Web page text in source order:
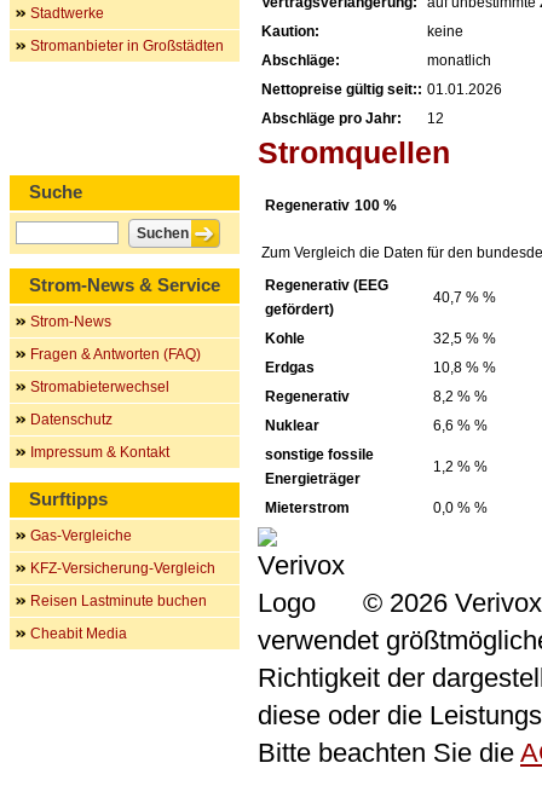
Kaution:
keine
Abschläge:
monatlich
Nettopreise gültig seit:: 01.01.2026
Abschläge pro Jahr:
12
Stromquellen
Regenerativ 100 %
Zum Vergleich die Daten für den
Regenerativ (EEG
gefördert)
40,7 % %
Kohle
32,5 % %
Erdgas
10,8 % %
Regenerativ
8,2 % %
Nuklear
6,6 % %
sonstige fossile
Energieträger
1,2 % %
Mieterstrom 0,0 % %
© 2026
verwendet
Richtigkeit der
diese oder die
Bitte beachten Sie die
Stadtwerke
Stromanbieter in Großstädten
Suche
Strom-News & Service
Strom-News
Fragen & Antworten (FAQ)
Stromabieterwechsel
Datenschutz
Impressum & Kontakt
Surftipps
Gas-Vergleiche
KFZ-Versicherung-Vergleich
Reisen Lastminute buchen
Cheabit Media